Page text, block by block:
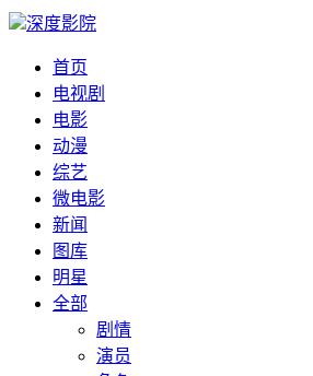
深度影院
首页
电视剧
电影
动漫
综艺
微电影
新闻
图库
明星
全部
剧情
演员